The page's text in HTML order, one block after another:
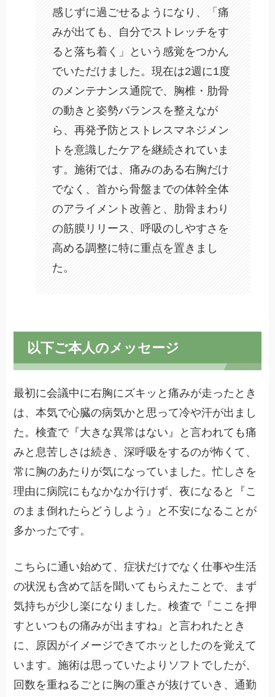
感じずに過ごせるようになり、「痛
みが出ても、自分でストレッチをす
ると落ち着く」という感覚をつかん
でいただけました。現在は2週に1度
のメンテナンス通院で、胸椎・肋骨
の動きと姿勢バランスを整えなが
ら、再発予防とストレスマネジメン
トを意識したケアを継続されていま
す。施術では、痛みのある右胸だけ
でなく、首から骨盤までの体幹全体
のアライメント改善と、肋骨まわり
の筋膜リリース、呼吸のしやすさを
高める調整に特に重点を置きまし
た。
以下ご本人のメッセージ
最初に会議中に右胸にズキッと痛みが走ったとき
は、本気で心臓の病気かと思って冷や汗が出まし
た。検査で『大きな異常はない』と言われても痛
みと息苦しさは続き、深呼吸をするのが怖くて、
常に胸のあたりが気になっていました。忙しさを
理由に病院にもなかなか行けず、夜になると『こ
のまま倒れたらどうしよう』と不安になることが
多かったです。
こちらに通い始めて、症状だけでなく仕事や生活
の状況も含めて話を聞いてもらえたことで、まず
気持ちが少し楽になりました。検査で『ここを押
すといつもの痛みが出ますね』と言われたとき
に、原因がイメージできてホッとしたのを覚えて
います。施術は思っていたよりソフトでしたが、
回数を重ねるごとに胸の重さが抜けていき、通勤